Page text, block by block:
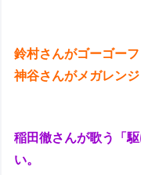
鈴村さんがゴーゴーフ
神谷さんがメガレン
稲田徹さんが歌う「
い。